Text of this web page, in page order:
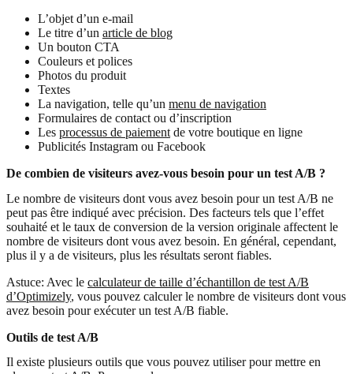
L’objet d’un e-mail
Le titre d’un article de blog
Un bouton CTA
Couleurs et polices
Photos du produit
Textes
La navigation, telle qu’un menu de navigation
Formulaires de contact ou d’inscription
Les processus de paiement de votre boutique en ligne
Publicités Instagram ou Facebook
De combien de visiteurs avez-vous besoin pour un test A/B ?
Le nombre de visiteurs dont vous avez besoin pour un test A/B ne
peut pas être indiqué avec précision. Des facteurs tels que l’effet
souhaité et le taux de conversion de la version originale affectent le
nombre de visiteurs dont vous avez besoin. En général, cependant,
plus il y a de visiteurs, plus les résultats seront fiables.
Astuce: Avec le calculateur de taille d’échantillon de test A/B
d’Optimizely, vous pouvez calculer le nombre de visiteurs dont vous
avez besoin pour exécuter un test A/B fiable.
Outils de test A/B
Il existe plusieurs outils que vous pouvez utiliser pour mettre en